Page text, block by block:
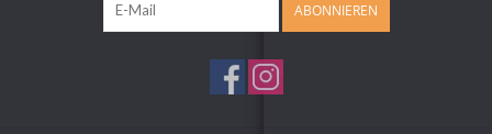
ABONNIEREN